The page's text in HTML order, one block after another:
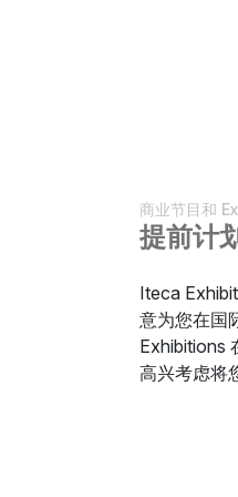
商业节目和
提前计
Iteca
意为您在国
Exhibitions
高兴考虑将